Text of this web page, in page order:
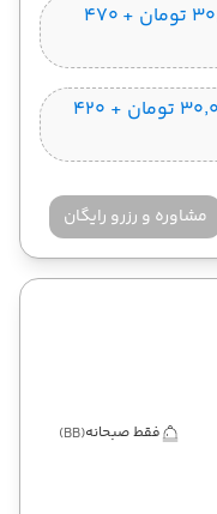
۳۰٬۰۰۰٬۰۰۰ تومان + ۴۷۰
۳۰٬۰۰۰٬۰۰۰ تومان + ۴۲۰
مشاوره و رزرو رایگان
فقط صبحانه(BB)